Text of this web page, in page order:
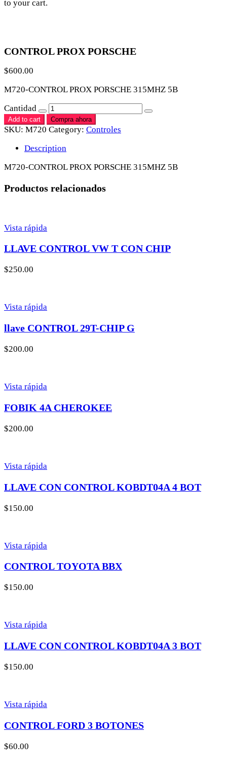
to your cart.
CONTROL PROX PORSCHE
$600.00
M720-CONTROL PROX PORSCHE 315MHZ 5B
Cantidad
Add to cart Compra ahora
SKU: M720 Category: Controles
Description
M720-CONTROL PROX PORSCHE 315MHZ 5B
Productos relacionados
Vista rápida
LLAVE CONTROL VW T CON CHIP
$250.00
Vista rápida
llave CONTROL 29T-CHIP G
$200.00
Vista rápida
FOBIK 4A CHEROKEE
$200.00
Vista rápida
LLAVE CON CONTROL KOBDT04A 4 BOT
$150.00
Vista rápida
CONTROL TOYOTA BBX
$150.00
Vista rápida
LLAVE CON CONTROL KOBDT04A 3 BOT
$150.00
Vista rápida
CONTROL FORD 3 BOTONES
$60.00